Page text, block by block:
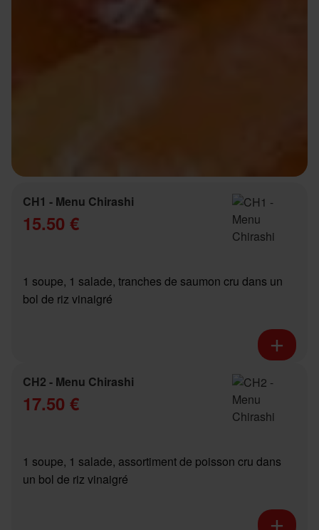
CH1 - Menu Chirashi
15.50 €
1 soupe, 1 salade, tranches de saumon cru dans un
bol de riz vinaigré
CH2 - Menu Chirashi
17.50 €
1 soupe, 1 salade, assortiment de poisson cru dans
un bol de riz vinaigré